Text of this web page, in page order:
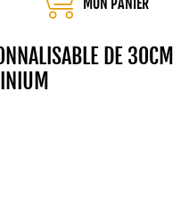
MON PANIER
DE 30CM